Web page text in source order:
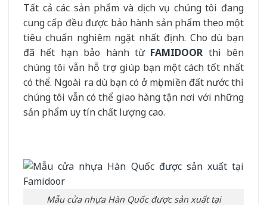
Tất cả các sản phẩm và dịch vụ chúng tôi đang
cung cấp đều được bảo hành sản phẩm theo một
tiêu chuẩn nghiêm ngặt nhất định. Cho dù bạn
đã hết hạn bảo hành từ FAMIDOOR thì bên
chúng tôi vẫn hỗ trợ giúp bạn một cách tốt nhất
có thể. Ngoài ra dù bạn có ở mọi miền đất nước thì
chúng tôi vẫn có thể giao hàng tận nơi với những
sản phẩm uy tín chất lượng cao.
Mẫu cửa nhựa Hàn Quốc được sản xuất tại